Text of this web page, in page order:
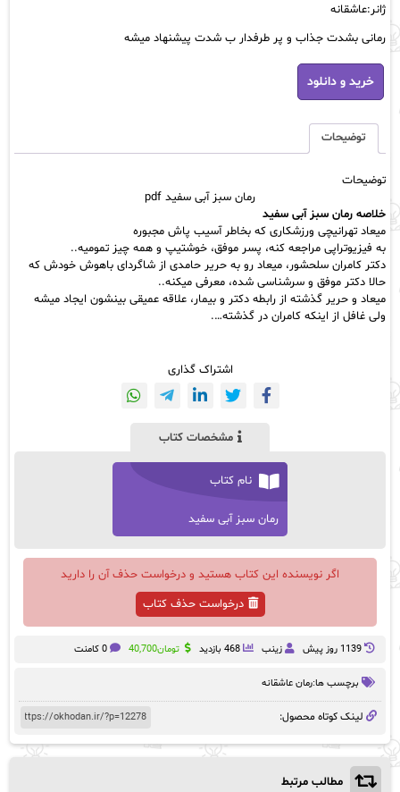
ژانر:عاشقانه
رمانی بشدت جذاب و پر طرفدار ب شدت پیشنهاد میشه
رمان
سبز
آبی
عدد
خرید و دانلود
توضیحات
توضیحات
رمان سبز آبی سفید pdf
خلاصه رمان سبز آبی سفید
میعاد تهرانیچی ورزشکاری که بخاطر آسیب پاش مجبوره
به فیزیوتراپی مراجعه کنه، پسر موفق، خوشتیپ و همه چیز تمومیه..
دکتر کامران سلحشور، میعاد رو به حریر حامدی از شاگردای باهوش خودش که
حالا دکتر موفق و سرشناسی شده، معرفی میکنه..
میعاد و حریر گذشته از رابطه دکتر و بیمار، علاقه عمیقی بینشون ایجاد میشه
ولی غافل از اینکه کامران در گذشته….
اشتراک گذاری
مشخصات کتاب
نام کتاب
رمان سبز آبی سفید
اگر نویسنده این کتاب هستید و درخواست حذف آن را دارید
درخواست حذف کتاب
1139 روز پيش زینب 468 بازدید تومان40,700 0 کامنت
برچسب ها:رمان عاشقانه
لینک کوتاه محصول:
مطالب مرتبط